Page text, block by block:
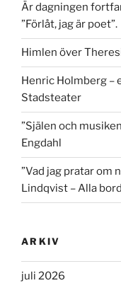
Är dagningen
”Förlåt, jag är poet”.
Himlen över
Henric Holmberg –
Stadsteater
”Själen och
Engdahl
”Vad jag pratar om
Lindqvist – Alla
ARKIV
juli 2026